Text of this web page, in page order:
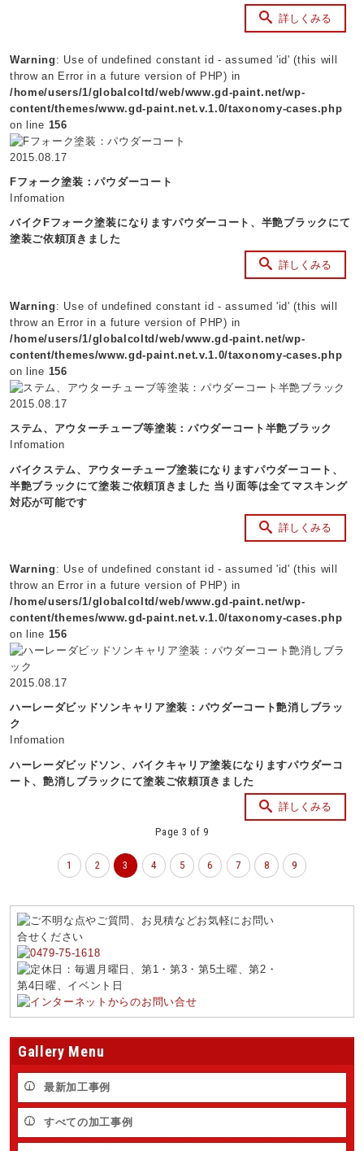
詳しくみる
Warning : Use of undefined constant id - assumed 'id' (this will
throw an Error in a future version of PHP) in
/home/users/1/globalcoltd/web/www.gd-paint.net/wp-
content/themes/www.gd-paint.net.v.1.0/taxonomy-cases.php
on line 156
2015.08.17
Fフォーク塗装：パウダーコート
Infomation
バイクFフォーク塗装になりますパウダーコート、半艶ブラックにて
塗装ご依頼頂きました
詳しくみる
Warning : Use of undefined constant id - assumed 'id' (this will
throw an Error in a future version of PHP) in
/home/users/1/globalcoltd/web/www.gd-paint.net/wp-
content/themes/www.gd-paint.net.v.1.0/taxonomy-cases.php
on line 156
2015.08.17
ステム、アウターチューブ等塗装：パウダーコート半艶ブラック
Infomation
バイクステム、アウターチューブ塗装になりますパウダーコート、
半艶ブラックにて塗装ご依頼頂きました 当り面等は全てマスキング
対応が可能です
詳しくみる
Warning : Use of undefined constant id - assumed 'id' (this will
throw an Error in a future version of PHP) in
/home/users/1/globalcoltd/web/www.gd-paint.net/wp-
content/themes/www.gd-paint.net.v.1.0/taxonomy-cases.php
on line 156
2015.08.17
ハーレーダビッドソンキャリア塗装：パウダーコート艶消しブラッ
ク
Infomation
ハーレーダビッドソン、バイクキャリア塗装になりますパウダーコ
ート、艶消しブラックにて塗装ご依頼頂きました
詳しくみる
Page 3 of 9
1 2 3 4 5 6 7 8 9
Gallery Menu
最新加工事例
すべての加工事例